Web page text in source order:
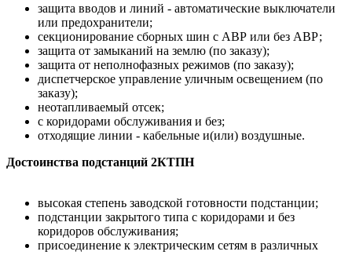
защита вводов и линий - автоматические выключатели
или предохранители;
секционирование сборных шин с АВР или без АВР;
защита от замыканий на землю (по заказу);
защита от неполнофазных режимов (по заказу);
диспетчерское управление уличным освещением (по
заказу);
неотапливаемый отсек;
с коридорами обслуживания и без;
отходящие линии - кабельные и(или) воздушные.
Достоинства подстанций 2КТПН
высокая степень заводской готовности подстанции;
подстанции закрытого типа с коридорами и без
коридоров обслуживания;
присоединение к электрическим сетям в различных